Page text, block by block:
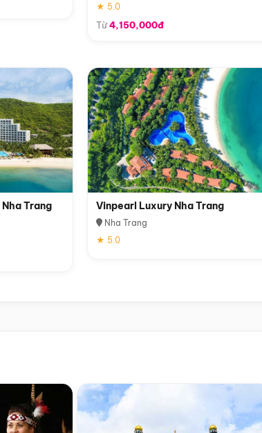
★ 5.0
Từ4,150,000đ
Trang
Vinpearl Luxury Nha Trang
Nha Trang
★ 5.0